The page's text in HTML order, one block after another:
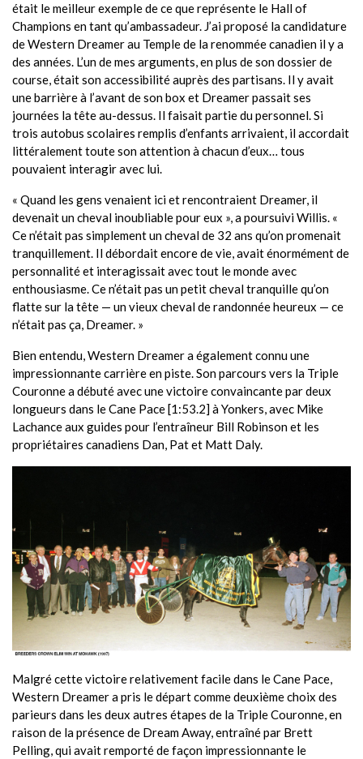
était le meilleur exemple de ce que représente le Hall of
Champions en tant qu’ambassadeur. J’ai proposé la candidature
de Western Dreamer au Temple de la renommée canadien il y a
des années. L’un de mes arguments, en plus de son dossier de
course, était son accessibilité auprès des partisans. Il y avait
une barrière à l’avant de son box et Dreamer passait ses
journées la tête au-dessus. Il faisait partie du personnel. Si
trois autobus scolaires remplis d’enfants arrivaient, il accordait
littéralement toute son attention à chacun d’eux… tous
pouvaient interagir avec lui.
« Quand les gens venaient ici et rencontraient Dreamer, il
devenait un cheval inoubliable pour eux », a poursuivi Willis. «
Ce n’était pas simplement un cheval de 32 ans qu’on promenait
tranquillement. Il débordait encore de vie, avait énormément de
personnalité et interagissait avec tout le monde avec
enthousiasme. Ce n’était pas un petit cheval tranquille qu’on
flatte sur la tête — un vieux cheval de randonnée heureux — ce
n’était pas ça, Dreamer. »
Bien entendu, Western Dreamer a également connu une
impressionnante carrière en piste. Son parcours vers la Triple
Couronne a débuté avec une victoire convaincante par deux
longueurs dans le Cane Pace [1:53.2] à Yonkers, avec Mike
Lachance aux guides pour l’entraîneur Bill Robinson et les
propriétaires canadiens Dan, Pat et Matt Daly.
Malgré cette victoire relativement facile dans le Cane Pace,
Western Dreamer a pris le départ comme deuxième choix des
parieurs dans les deux autres étapes de la Triple Couronne, en
raison de la présence de Dream Away, entraîné par Brett
Pelling, qui avait remporté de façon impressionnante le